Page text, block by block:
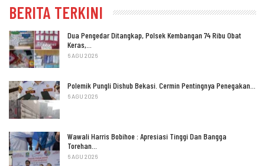
BERITA TERKINI
Dua Pengedar Ditangkap, Polsek Kembangan 74 Ribu Obat
Keras,…
6 AGU 2026
Polemik Pungli Dishub Bekasi. Cermin Pentingnya Penegakan…
6 AGU 2026
Wawali Harris Bobihoe : Apresiasi Tinggi Dan Bangga
Torehan…
6 AGU 2026